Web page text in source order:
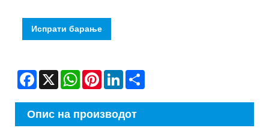
Испрати барање
Facebook
X WhatsAppPinterestLinkedIn
Опис на производот